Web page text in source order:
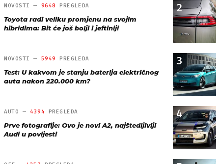
2
NOVOSTI — 9648 PREGLEDA
Toyota radi veliku promjenu na svojim
hibridima: Bit će još bolji i jeftiniji
3
NOVOSTI — 5949 PREGLEDA
Test: U kakvom je stanju baterija električnog
auta nakon 220.000 km?
4
AUTO — 4394 PREGLEDA
Prve fotografije: Ovo je novi A2, najštedljiviji
Audi u povijesti